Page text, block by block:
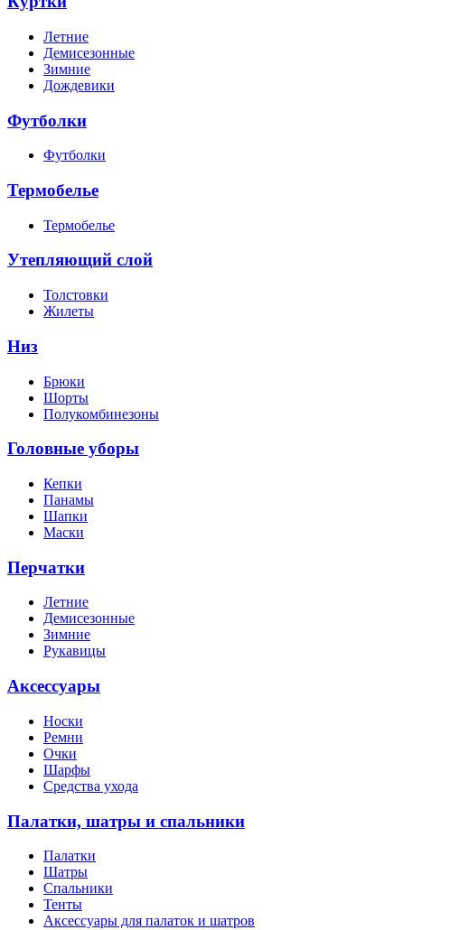
Летние
Демисезонные
Зимние
Дождевики
Футболки
Футболки
Термобелье
Термобелье
Утепляющий слой
Толстовки
Жилеты
Низ
Брюки
Шорты
Полукомбинезоны
Головные уборы
Кепки
Панамы
Шапки
Маски
Перчатки
Летние
Демисезонные
Зимние
Рукавицы
Аксессуары
Носки
Ремни
Очки
Шарфы
Средства ухода
Палатки, шатры и спальники
Палатки
Шатры
Спальники
Тенты
Аксессуары для палаток и шатров